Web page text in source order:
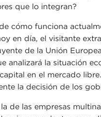
que lo integran?
cómo funciona
en día, el visitante
de la Unión
la situación
en el mercado
la decisión de los
las empresas